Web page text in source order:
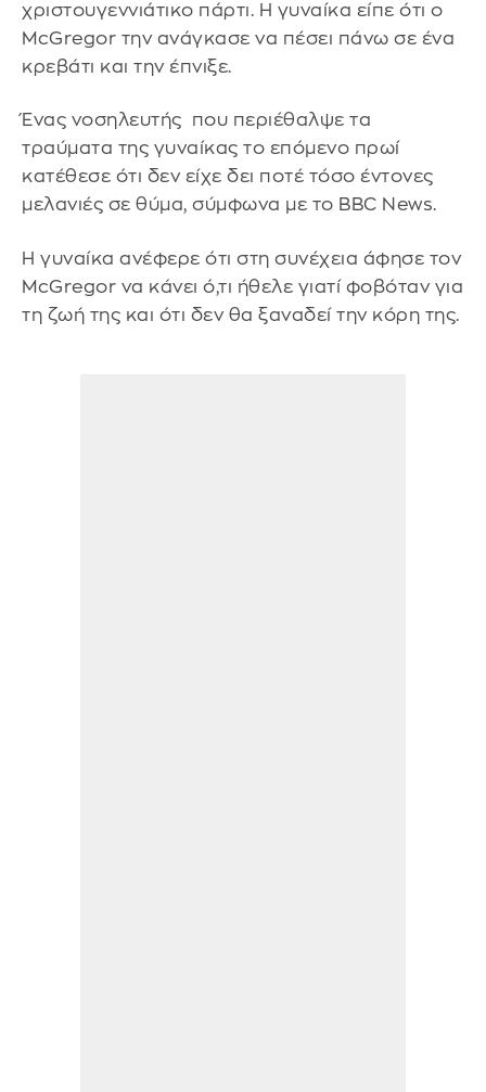
χριστουγεννιάτικο πάρτι. Η γυναίκα είπε ότι ο
McGregor την ανάγκασε να πέσει πάνω σε ένα
κρεβάτι και την έπνιξε.
Ένας νοσηλευτής που περιέθαλψε τα
τραύματα της γυναίκας το επόμενο πρωί
κατέθεσε ότι δεν είχε δει ποτέ τόσο έντονες
μελανιές σε θύμα, σύμφωνα με το BBC News.
Η γυναίκα ανέφερε ότι στη συνέχεια άφησε τον
McGregor να κάνει ό,τι ήθελε γιατί φοβόταν για
τη ζωή της και ότι δεν θα ξαναδεί την κόρη της.